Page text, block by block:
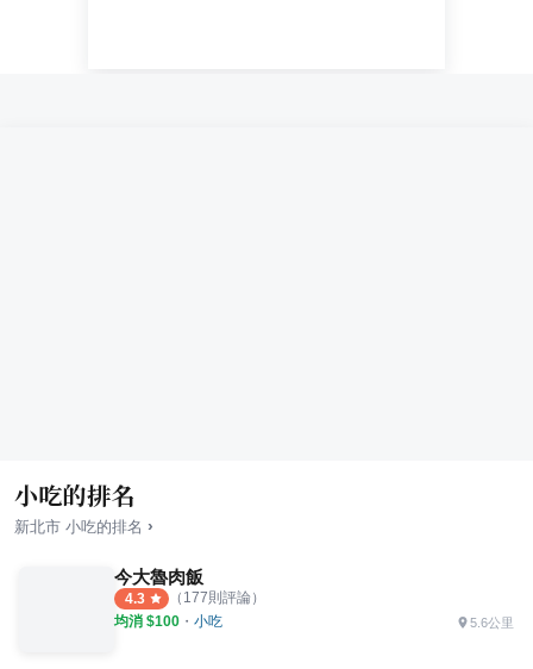
小吃的排名
新北市 小吃的排名 ›
今大魯肉飯
4.3 （ 177則評論）
均消 $100 ・ 小吃 5.6公里